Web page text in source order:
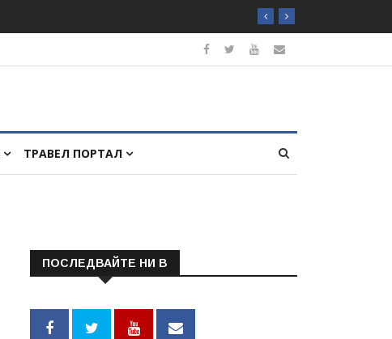
ТРАВЕЛ ПОРТАЛ
ПОСЛЕДВАЙТЕ НИ В